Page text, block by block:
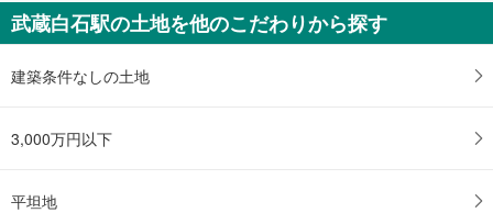
武蔵白石駅の土地を他のこだわりから探す
建築条件なしの土地
3,000万円以下
平坦地